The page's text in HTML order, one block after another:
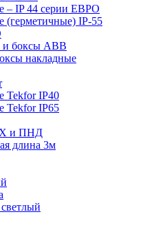
– IP 44 серии ЕВРО
IP-55
и боксы АВВ
накладные
Tekfor IP40
Tekfor IP65
и ПНД
длина 3м